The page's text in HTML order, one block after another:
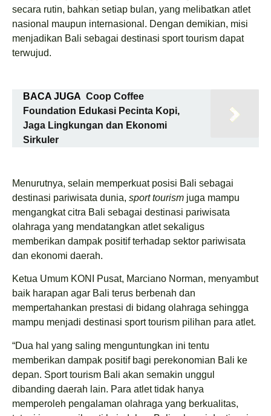
secara rutin, bahkan setiap bulan, yang melibatkan atlet
nasional maupun internasional. Dengan demikian, misi
menjadikan Bali sebagai destinasi sport tourism dapat
terwujud.
BACA JUGA Coop Coffee
Foundation Edukasi Pecinta Kopi,
Jaga Lingkungan dan Ekonomi
Sirkuler
Menurutnya, selain memperkuat posisi Bali sebagai
destinasi pariwisata dunia, sport tourism juga mampu
mengangkat citra Bali sebagai destinasi pariwisata
olahraga yang mendatangkan atlet sekaligus
memberikan dampak positif terhadap sektor pariwisata
dan ekonomi daerah.
Ketua Umum KONI Pusat, Marciano Norman, menyambut
baik harapan agar Bali terus berbenah dan
mempertahankan prestasi di bidang olahraga sehingga
mampu menjadi destinasi sport tourism pilihan para atlet.
“Dua hal yang saling menguntungkan ini tentu
memberikan dampak positif bagi perekonomian Bali ke
depan. Sport tourism Bali akan semakin unggul
dibanding daerah lain. Para atlet tidak hanya
memperoleh pengalaman olahraga yang berkualitas,